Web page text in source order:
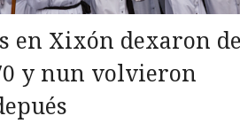
en Xixón dexaron
y nun volvieron